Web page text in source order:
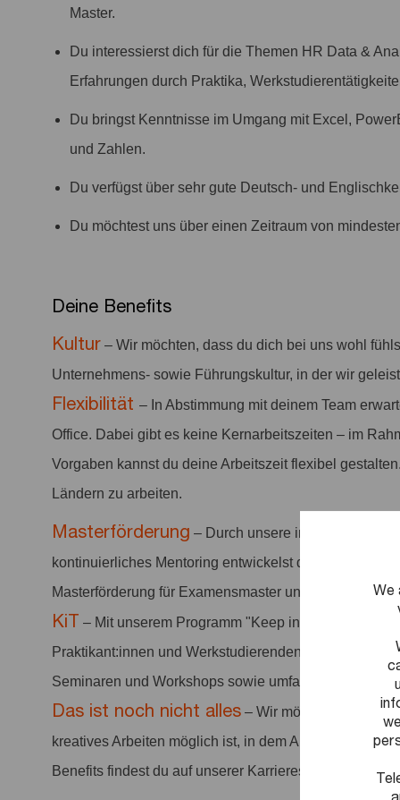
We
Master.
Du interessierst dich für die Themen HR Data &
Erfahrungen durch Praktika,
Du bringst Kenntnisse im Umgang mit Excel,
und Zahlen.
Du verfügst über sehr gute Deutsch- und
Du möchtest uns über einen Zeitraum von
Deine Benefits
Kultur – Wir möchten, dass du dich bei uns wohl
Unternehmens- sowie Führungskultur, in der wir
Flexibilität – In Abstimmung mit deinem Team
Office. Dabei gibt es keine Kernarbeitszeiten – im
Vorgaben kannst du deine Arbeitszeit flexibel
Ländern zu arbeiten.
Masterförderung – Durch unsere interne
kontinuierliches Mentoring entwickelst du dich stetig
Masterförderung für Examensmaster und
KiT – Mit unserem Programm "Keep in Touch" (KiT)
Praktikant:innen und Werkstudierenden in Kontakt
Seminaren und Workshops sowie umfangreiche
Das ist noch nicht alles – Wir möchten ein
kreatives Arbeiten möglich ist, in dem Arbeit
Benefits findest du auf unserer Karriereseite.